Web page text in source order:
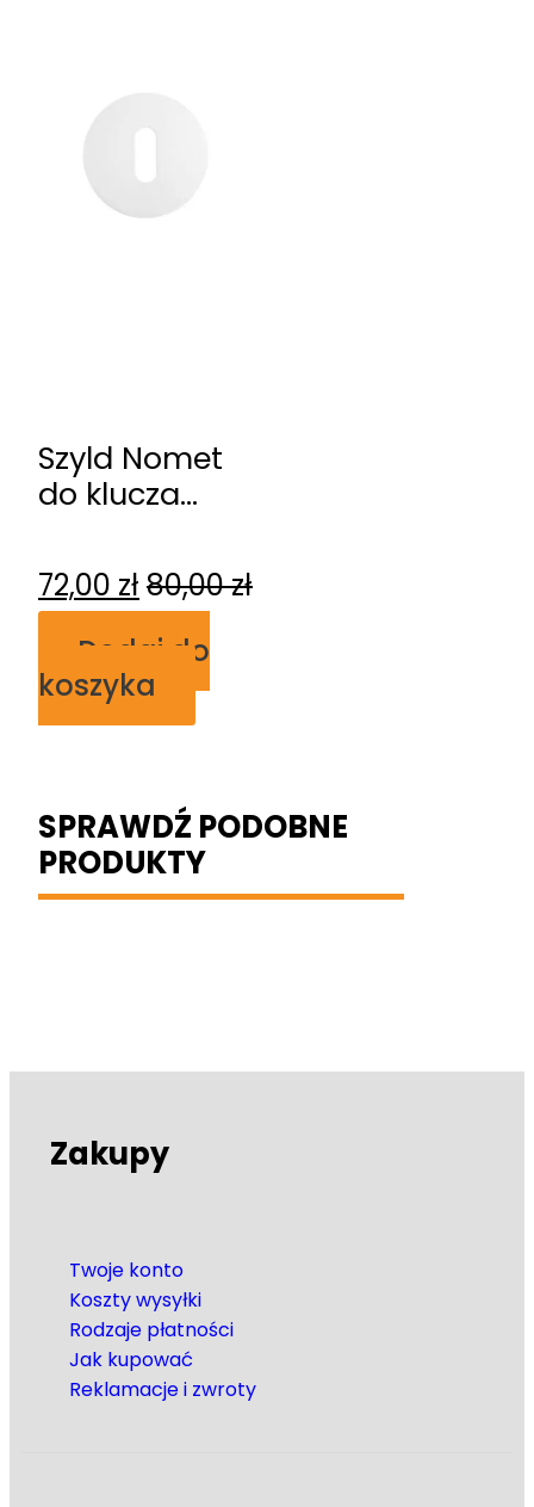
Szyld Nomet
do klucza
T-002-126.P67
72,00 zł 80,00zł
Dodaj do
koszyka
SPRAWDŹ PODOBNE
PRODUKTY
Zakupy
Twoje konto
Koszty wysyłki
Rodzaje płatności
Jak kupować
Reklamacje i zwroty